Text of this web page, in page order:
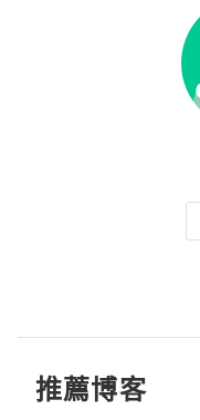
推薦博客